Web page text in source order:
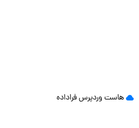
هاست وردپرسفراداده